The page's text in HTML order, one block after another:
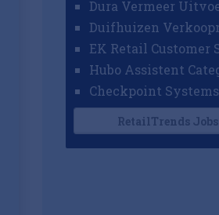
RetailTrends Jobs